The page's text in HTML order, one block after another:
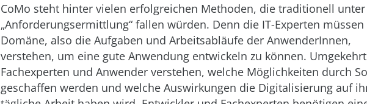
CoMo steht hinter vielen erfolgreichen Methoden, die traditionell unter
„Anforderungsermittlung“ fallen würden. Denn die IT-Experten
Domäne, also die Aufgaben und Arbeitsabläufe der AnwenderInnen,
verstehen, um eine gute Anwendung entwickeln zu können.
Fachexperten und Anwender verstehen, welche Möglichkeiten durch
geschaffen werden und welche Auswirkungen die Digitalisierung auf